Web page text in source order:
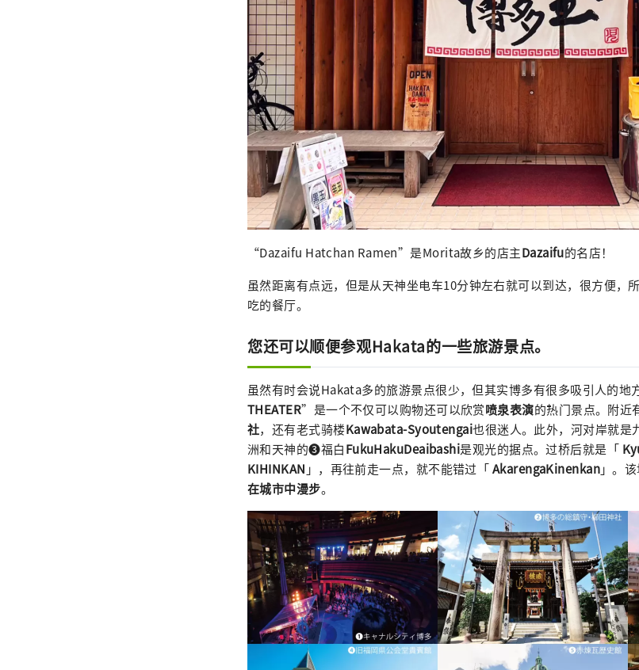
“Dazaifu Hatchan Ramen”是Morita故乡的店主Dazaifu的名店！
虽然距离有点远，但是从天神坐电车10分钟左右就可以到达，很方便，
吃的餐厅。
您还可以顺便参观Hakata的一些旅游景点。
虽然有时会说Hakata多的旅游景点很少，但其实博多有很多吸引人的
THEATER”是一个不仅可以购物还可以欣赏喷泉表演的热门景点。附
社，还有老式骑楼Kawabata-Syoutengai也很迷人。此外，河对岸就是
洲和天神的❸福白FukuHakuDeaibashi是观光的据点。过桥后就是「
KIHINKAN 」，再往前走一点，就不能错过「AkarengaKinenkan」。
在城市中漫步。